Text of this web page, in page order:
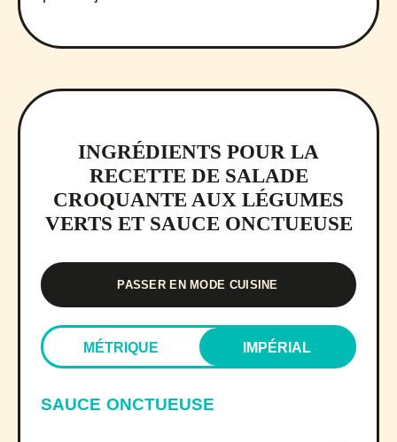
INGRÉDIENTS POUR LA
RECETTE DE SALADE
CROQUANTE AUX LÉGUMES
VERTS ET SAUCE ONCTUEUSE
PASSER EN MODE CUISINE
MÉTRIQUE IMPÉRIAL
SAUCE ONCTUEUSE